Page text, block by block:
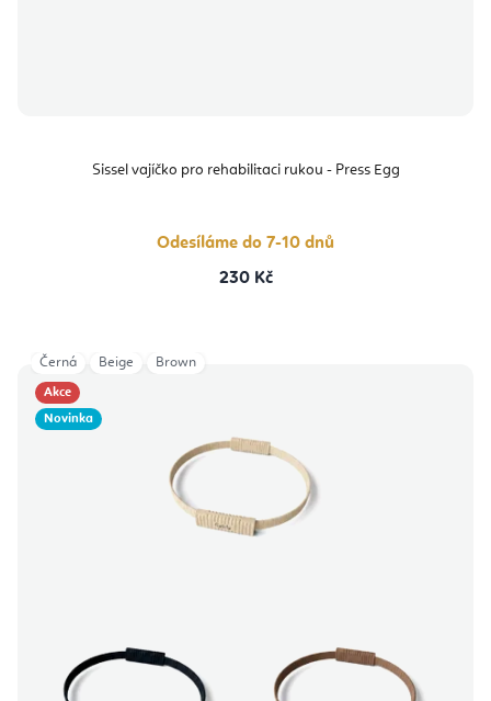
Sissel vajíčko pro rehabilitaci rukou - Press Egg
Odesíláme do 7-10 dnů
230 Kč
Akce
Novinka
Černá Beige Brown